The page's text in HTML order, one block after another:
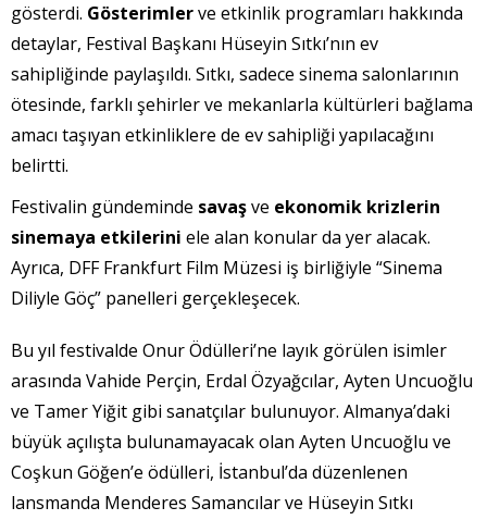
gösterdi. Gösterimlerve etkinlik programları hakkında
detaylar, Festival Başkanı Hüseyin Sıtkı’nın ev
sahipliğinde paylaşıldı. Sıtkı, sadece sinema salonlarının
ötesinde, farklı şehirler ve mekanlarla kültürleri bağlama
amacı taşıyan etkinliklere de ev sahipliği yapılacağını
belirtti.
Festivalin gündeminde savaşve ekonomik krizlerin
sinemaya etkilerini ele alan konular da yer alacak.
Ayrıca, DFF Frankfurt Film Müzesi iş birliğiyle “Sinema
Diliyle Göç” panelleri gerçekleşecek.
Bu yıl festivalde Onur Ödülleri’ne layık görülen isimler
arasında Vahide Perçin, Erdal Özyağcılar, Ayten Uncuoğlu
ve Tamer Yiğit gibi sanatçılar bulunuyor. Almanya’daki
büyük açılışta bulunamayacak olan Ayten Uncuoğlu ve
Coşkun Göğen’e ödülleri, İstanbul’da düzenlenen
lansmanda Menderes Samancılar ve Hüseyin Sıtkı